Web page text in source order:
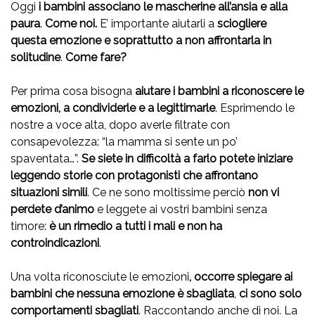
Oggi i bambini associano le mascherine all’ansia e alla
paura. Come noi. E’ importante aiutarli a sciogliere
questa emozione e soprattutto a non affrontarla in
solitudine. Come fare?
Per prima cosa bisogna aiutare i bambini a riconoscere le
emozioni, a condividerle e a legittimarle. Esprimendo le
nostre a voce alta, dopo averle filtrate con
consapevolezza: “la mamma si sente un po’
spaventata…”. Se siete in difficoltà a farlo potete iniziare
leggendo storie con protagonisti che affrontano
situazioni simili. Ce ne sono moltissime perciò non vi
perdete d’animo e leggete ai vostri bambini senza
timore: è un rimedio a tutti i mali e non ha
controindicazioni.
Una volta riconosciute le emozioni, occorre spiegare ai
bambini che nessuna emozione è sbagliata, ci sono solo
comportamenti sbagliati. Raccontando anche di noi. La